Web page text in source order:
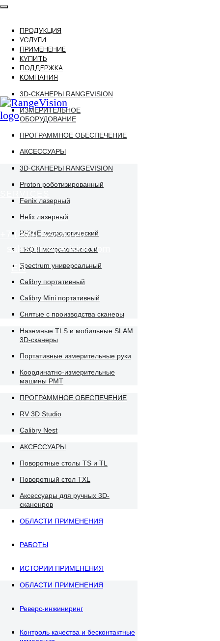
ПРОДУКЦИЯ
ПРИМЕНЕНИЕ
КУПИТЬ
УСЛУГИ
sales@rangevision.com
+7 (499) 322 33 20
ПРОДУКЦИЯ
УСЛУГИ
ПРИМЕНЕНИЕ
КУПИТЬ
ПОДДЕРЖКА
КОМПАНИЯ
3D-СКАНЕРЫ RANGEVISION
ИЗМЕРИТЕЛЬНОЕ
ОБОРУДОВАНИЕ
ПРОГРАММНОЕ ОБЕСПЕЧЕНИЕ
АКСЕССУАРЫ
3D-СКАНЕРЫ RANGEVISION
Proton роботизированный
Fenix лазерный
Helix лазерный
PRIME метрологический
PRO II метрологический
Spectrum универсальный
Calibry портативный
Calibry Mini портативный
Снятые с производства сканеры
Наземные TLS и мобильные SLAM
3D-сканеры
Портативные измерительные руки
Координатно-измерительные
машины PMT
ПРОГРАММНОЕ ОБЕСПЕЧЕНИЕ
RV 3D Studio
Calibry Nest
АКСЕССУАРЫ
Поворотные столы TS и TL
Поворотный стол TXL
Аксессуары для ручных 3D-
сканенров
ОБЛАСТИ ПРИМЕНЕНИЯ
РАБОТЫ
ИСТОРИИ ПРИМЕНЕНИЯ
ОБЛАСТИ ПРИМЕНЕНИЯ
Реверс-инжиниринг
Контроль качества и бесконтактные
PRODUCTS
APPLICATION
SERVICES
+7 (499) 322 33 20